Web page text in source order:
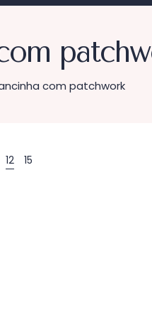
com patchwork
12 15